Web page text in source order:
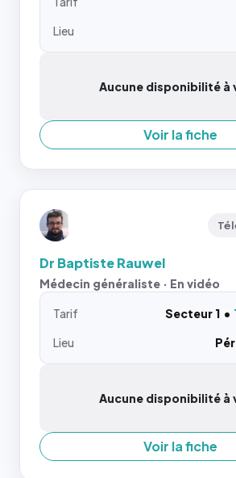
Lieu
Aucune disponibilité à
Voir la fiche
Dr Baptiste Rauwel
Médecin généraliste · En vidéo
Tarif Secteur 1
Lieu
Aucune disponibilité à
Voir la fiche